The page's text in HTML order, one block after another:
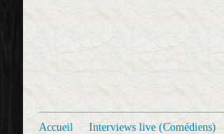
Accueil Interviews live (Comédiens)